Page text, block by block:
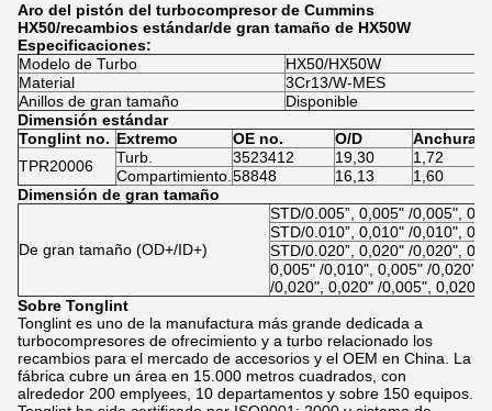
Aro del pistón del turbocompresor de Cummins
HX50/recambios estándar/de gran tamaño de HX50W
Especificaciones:
Modelo de Turbo
HX50/HX50W
Material
3Cr13/W-MES
Anillos de gran tamaño
Disponible
Dimensión estándar
Tonglint no. Extremo OE no. O/D
Anchura
TPR20006
Turb. 3523412 19,30
1,72
Compartimiento. 58848 16,13
1,60
Dimensión de gran tamaño
De gran tamaño (OD+/ID+)
STD/0.005”, 0,005" /0,005",
STD/0.010”, 0,010" /0,010",
STD/0.020”, 0,020" /0,020",
0,005" /0,010", 0,005" /0,020",
/0,020", 0,020" /0,005", 0,020"
Sobre Tonglint
Tonglint es uno de la manufactura más grande dedicada a
turbocompresores de ofrecimiento y a turbo relacionado los
recambios para el mercado de accesorios y el OEM en China. La
fábrica cubre un área en 15.000 metros cuadrados, con
alrededor 200 emplyees, 10 departamentos y sobre 150 equipos.